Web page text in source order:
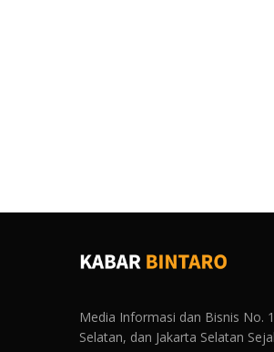
Media Informasi dan Bisnis No.
Selatan, dan Jakarta Selatan